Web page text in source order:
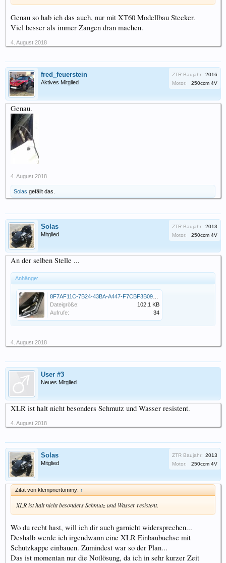
Genau so hab ich das auch, nur mit XT60 Modellbau Stecker.
Viel besser als immer Zangen dran machen.
4. August 2018
fred_feuerstein
Aktives Mitglied
ZTR Baujahr: 2016
Motor:
250ccm 4V
Genau.
4. August 2018
Solas gefällt das.
Solas
Mitglied
ZTR Baujahr: 2013
Motor:
250ccm 4V
An der selben Stelle ...
Anhänge:
Dateigröße:
102,1 KB
Aufrufe:
34
4. August 2018
User #3
Neues Mitglied
XLR ist halt nicht besonders Schmutz und Wasser resistent.
4. August 2018
Solas
Mitglied
ZTR Baujahr: 2013
Motor:
250ccm 4V
Zitat von klempnertommy: ↑
XLR ist halt nicht besonders Schmutz und Wasser resistent.
Wo du recht hast, will ich dir auch garnicht widersprechen...
Deshalb werde ich irgendwann eine XLR Einbaubuchse mit
Schutzkappe einbauen. Zumindest war so der Plan...
Das ist momentan nur die Notlösung, da ich in sehr kurzer Zeit